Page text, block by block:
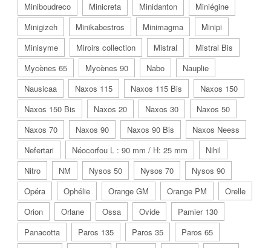
Miniboudreco
Minicreta Minidanton
Miniégine
Minigizeh
Minikabestros Minimagma
Minipi
Minisyme
Miroirs collection Mistral
Mistral Bis
Mycènes 65
Mycènes 90 Nabo
Nauplie
Nausicaa
Naxos 115 Naxos 115 Bis
Naxos 150
Naxos 150 Bis
Naxos 20 Naxos 30
Naxos 50
Naxos 70
Naxos 90 Naxos 90 Bis
Naxos Neess
Nefertari
Néocorfou L : 90 mm / H: 25 mm
Nihil
Nitro
NM Nysos 50 Nysos 70
Nysos 90
Opéra
Ophélie Orange GM Orange PM
Orelle
Orion
Orlane Ossa Ovide
Pamier 130
Panacotta
Paros 135 Paros 35
Paros 65